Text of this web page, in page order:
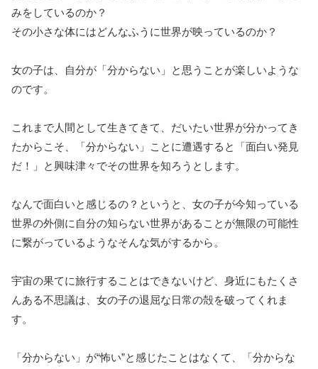
みをしているのか？
その小さな体にはどんなふうに世界が映っているのか？
女の子は、自分が「分からない」と思うことが楽しいような
のです。
これまで人間として生きてきて、だいたい世界が分かってき
たからこそ、「分からない」ことに遭遇すると「面白い発見
だ！」と興味津々でその世界を知ろうとします。
なんで面白いと感じるの？というと、女の子が今知っている
世界の外側に自分の知らない世界があることが無限の可能性
に繋がっているようなそんな気がするから。
宇宙の果てに旅行することはできないけど、身近にもたくさ
んある不思議は、女の子の退屈な日常の殻を破ってくれま
す。
「分からない」が“怖い”と感じたことはなくて、「分からな